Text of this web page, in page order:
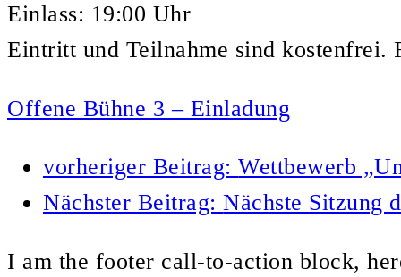
Einlass: 19:00 Uhr
Eintritt und Teilnahme sind kostenfrei.
Offene Bühne 3 – Einladung
vorheriger Beitrag:Wettbewerb
Nächster Beitrag:Nächste Sitzung
I am the footer call-to-action block,